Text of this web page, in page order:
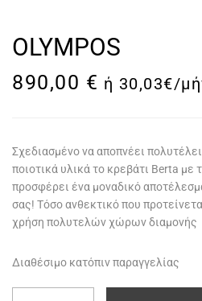
OLYMPOS
890,00 € ή 30,03€/
Σχεδιασμένο να αποπνέει
ποιοτικά υλικά το κρεβάτι Berta με
προσφέρει ένα μοναδικό
σας! Τόσο ανθεκτικό που
χρήση πολυτελών χώρων διαμονής
Διαθέσιμο κατόπιν παραγγελίας